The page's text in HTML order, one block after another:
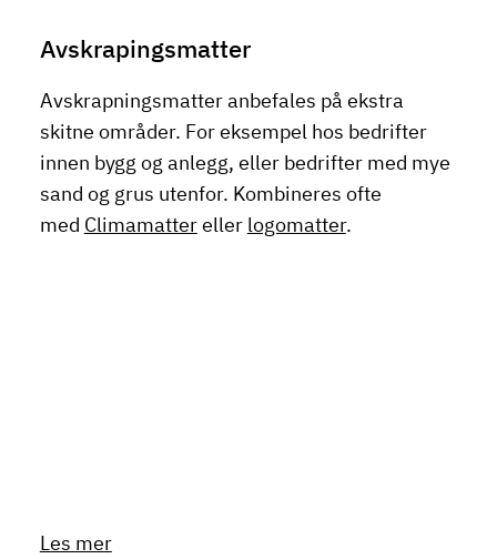
Avskrapingsmatter
Avskrapningsmatter anbefales på ekstra
skitne områder. For eksempel hos bedrifter
innen bygg og anlegg, eller bedrifter med mye
sand og grus utenfor. Kombineres ofte
med Climamattereller logomatter.
Les mer